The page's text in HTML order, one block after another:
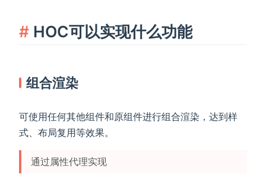
HOC可以实现什么功能
组合渲染
可使用任何其他组件和原组件进行组合渲染，达到样
式、布局复用等效果。
通过属性代理实现